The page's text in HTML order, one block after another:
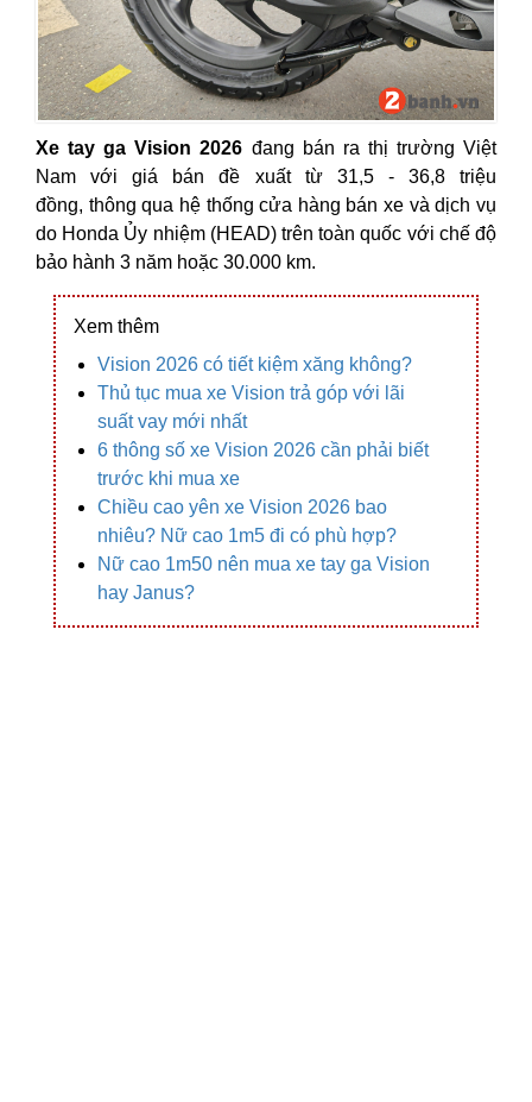
Xe tay ga Vision 2026 đang bán ra thị trường Việt
Nam với giá bán đề xuất từ 31,5 - 36,8 triệu
đồng, thông qua hệ thống cửa hàng bán xe và dịch vụ
do Honda Ủy nhiệm (HEAD) trên toàn quốc với chế độ
bảo hành 3 năm hoặc 30.000 km.
Xem thêm
Vision 2026 có tiết kiệm xăng không?
Thủ tục mua xe Vision trả góp với lãi
suất vay mới nhất
6 thông số xe Vision 2026 cần phải biết
trước khi mua xe
Chiều cao yên xe Vision 2026 bao
nhiêu? Nữ cao 1m5 đi có phù hợp?
Nữ cao 1m50 nên mua xe tay ga Vision
hay Janus?